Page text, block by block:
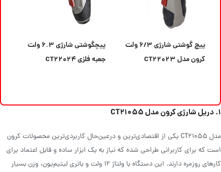
پیچ گوشتی شارژی ۶/۳ ولت
کرون مدل CT۲۲۰۲۳
پیچگوشتی شارژی ۶.۳ ولت
جعبه فلزی CT۲۲۰۲۴
۱. دریل شارژی کرون مدل CT21055
مدل CT21055 یکی از اقتصادی‌ترین و درعین‌حال کاربردی‌ترین محصولات کرون
است که برای کاربرانی طراحی شده که نیاز به یک ابزار ساده و قابل اعتماد برای
کارهای روزمره دارند. این دستگاه با ولتاژ ۱۲ ولت و باتری لیتیم‌یون، وزن بسیار